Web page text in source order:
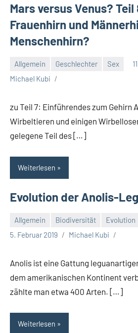
Mars versus Venus?
Frauenhirn und
Menschenhirn?
Allgemein Geschlechter Sex
Michael Kubi
zu Teil 7: Einführendes zum Gehirn
Wirbeltieren und einigen
gelegene Teil des […]
Weiterlesen
Evolution der Anolis-
Allgemein Biodiversität Evolution
5. Februar 2019
Michael Kubi
Anolis ist eine Gattung
dem amerikanischen Kontinent
zählte man etwa 400 Arten. […]
Weiterlesen